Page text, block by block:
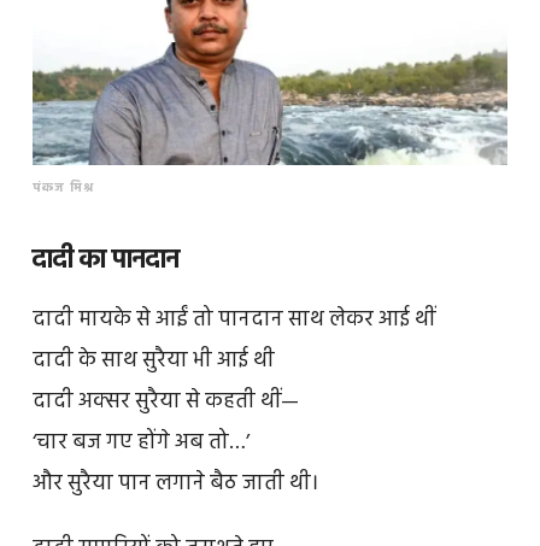
पंकज मिश्र
दादी का पानदान
दादी मायके से आईं तो पानदान साथ लेकर आई थीं
दादी के साथ सुरैया भी आई थी
दादी अक्सर सुरैया से कहती थीं—
‘चार बज गए होंगे अब तो…’
और सुरैया पान लगाने बैठ जाती थी।